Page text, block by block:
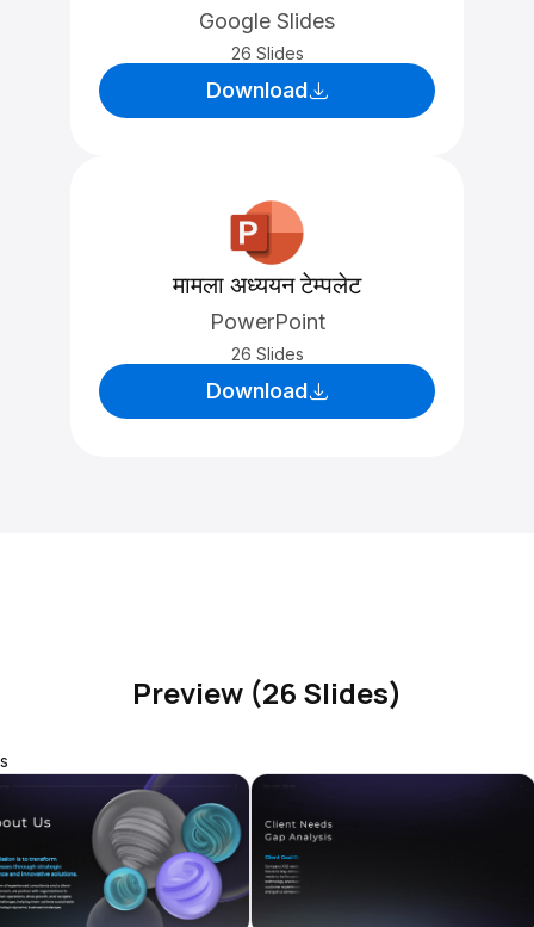
Google Slides
26 Slides
Download
मामला अध्ययन टेम्पलेट
PowerPoint
26 Slides
Download
Preview (26 Slides)
s